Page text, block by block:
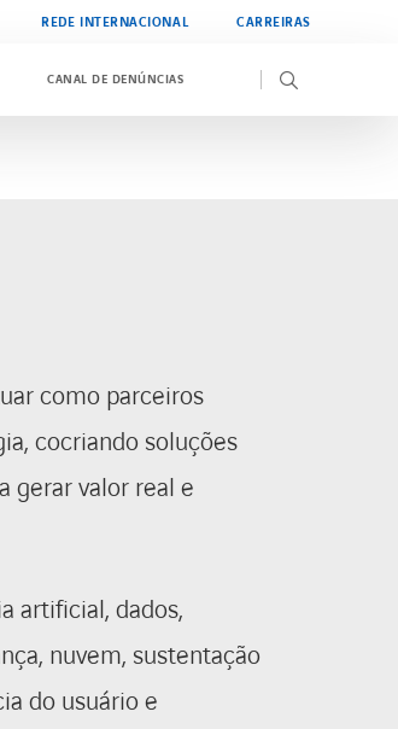
REDE INTERNACIONAL CARREIRAS
CANAL DE DENÚNCIAS
como parceiros
cocriando soluções
gerar valor real e
artificial, dados,
nuvem, sustentação
do usuário e